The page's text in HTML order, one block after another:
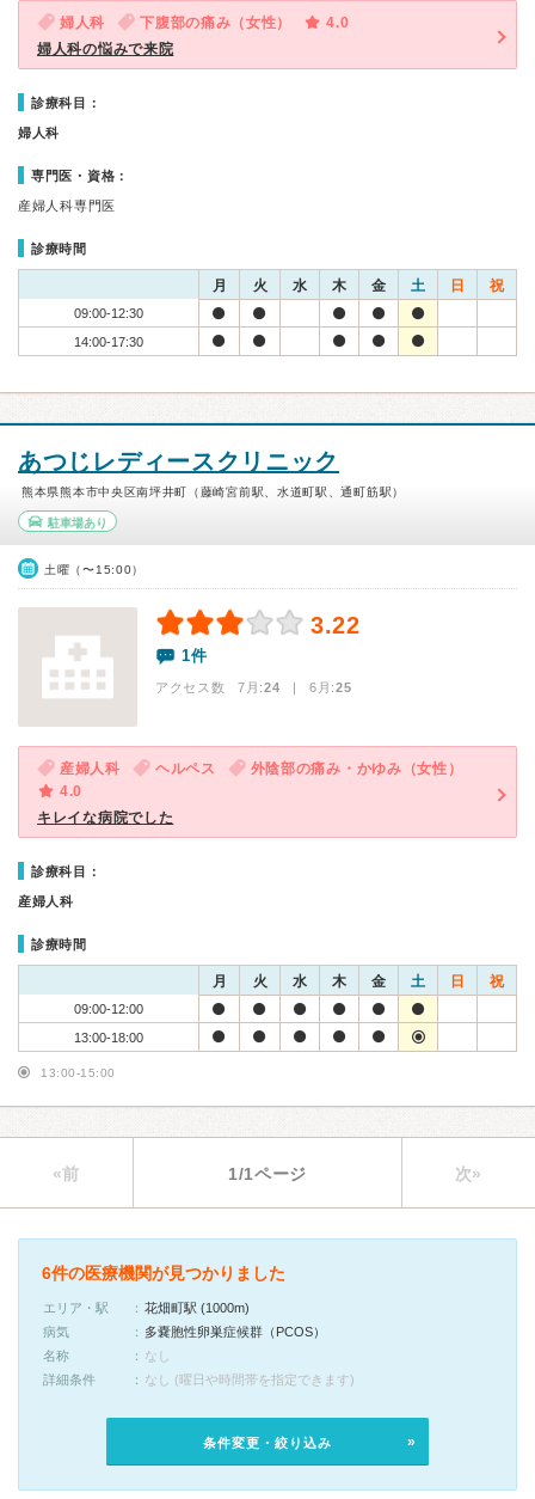
婦人科 下腹部の痛み（女性）
4.0
婦人科の悩みで来院
診療科目：
婦人科
専門医・資格：
産婦人科専門医
診療時間
月 火 水 木 金 土 日 祝
09:00-12:30
14:00-17:30
あつじレディースクリニック
熊本県熊本市中央区南坪井町（藤崎宮前駅、水道町駅、通町筋駅）
駐車場あり
土曜（〜15:00）
3.22
1件
アクセス数 7月:24 | 6月:25
産婦人科 ヘルペス
外陰部の痛み・かゆみ（女性）
4.0
キレイな病院でした
診療科目：
産婦人科
診療時間
月 火 水 木 金 土 日 祝
09:00-12:00
13:00-18:00
13:00-15:00
«前 1/1ページ 次»
6件の医療機関が見つかりました
エリア・駅
花畑町駅 (1000m)
病気
多嚢胞性卵巣症候群（PCOS）
名称
なし
詳細条件
なし (曜日や時間帯を指定できます)
条件変更・絞り込み